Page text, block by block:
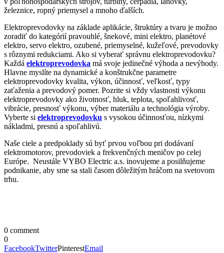
železnice, ropný priemysel a mnoho ďalších.
Elektroprevodovky na základe aplikácie, štruktúry a tvaru je možno
zoradiť do kategórií pravouhlé, šnekové, mini elektro, planétové
elektro, servo elektro, ozubené, priemyselné, kužeľové, prevodovky
s rôznymi redukciami. Ako si vyberať správnu elektroprevodovku?
Každá elektroprevodovka má svoje jedinečné výhoda a nevýhody.
Hlavne myslíte na dynamické a konštrukčne parametre
elektroprevodovky kvalita, výkon, účinnosť, veľkosť, typy
zaťaženia a prevodový pomer. Pozrite si vždy vlastnosti výkonu
elektroprevodovky ako životnosť, hluk, teplota, spoľahlivosť,
vibrácie, presnosť výkonu, výber materiálu a technológia výroby.
Vyberte si elektroprevodovku s vysokou účinnosťou, nízkymi
nákladmi, presnú a spoľahlivú.
Naše ciele a predpoklady sú byť prvou voľbou pri dodávaní
elektromotorov, prevodoviek a frekvenčných meničov po celej
Európe. Neustále VYBO Electric a.s. inovujeme a posilňujeme
podnikanie, aby sme sa stali časom dôležitým hráčom na svetovom
trhu.
0 comment
0
FacebookTwitterPinterestEmail